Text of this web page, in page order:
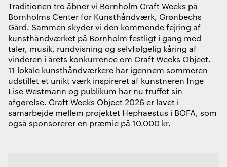
Traditionen tro åbner vi Bornholm Craft Weeks på
Bornholms Center for Kunsthåndværk, Grønbechs
Gård. Sammen skyder vi den kommende fejring af
kunsthåndværket på Bornholm festligt i gang med
taler, musik, rundvisning og selvfølgelig kåring af
vinderen i årets konkurrence om Craft Weeks Object.
11 lokale kunsthåndværkere har igennem sommeren
udstillet et unikt værk inspireret af kunstneren Inge
Lise Westmann og publikum har nu truffet sin
afgørelse. Craft Weeks Object 2026 er lavet i
samarbejde mellem projektet Hephaestus i BOFA, som
også sponsorerer en præmie på 10.000 kr.